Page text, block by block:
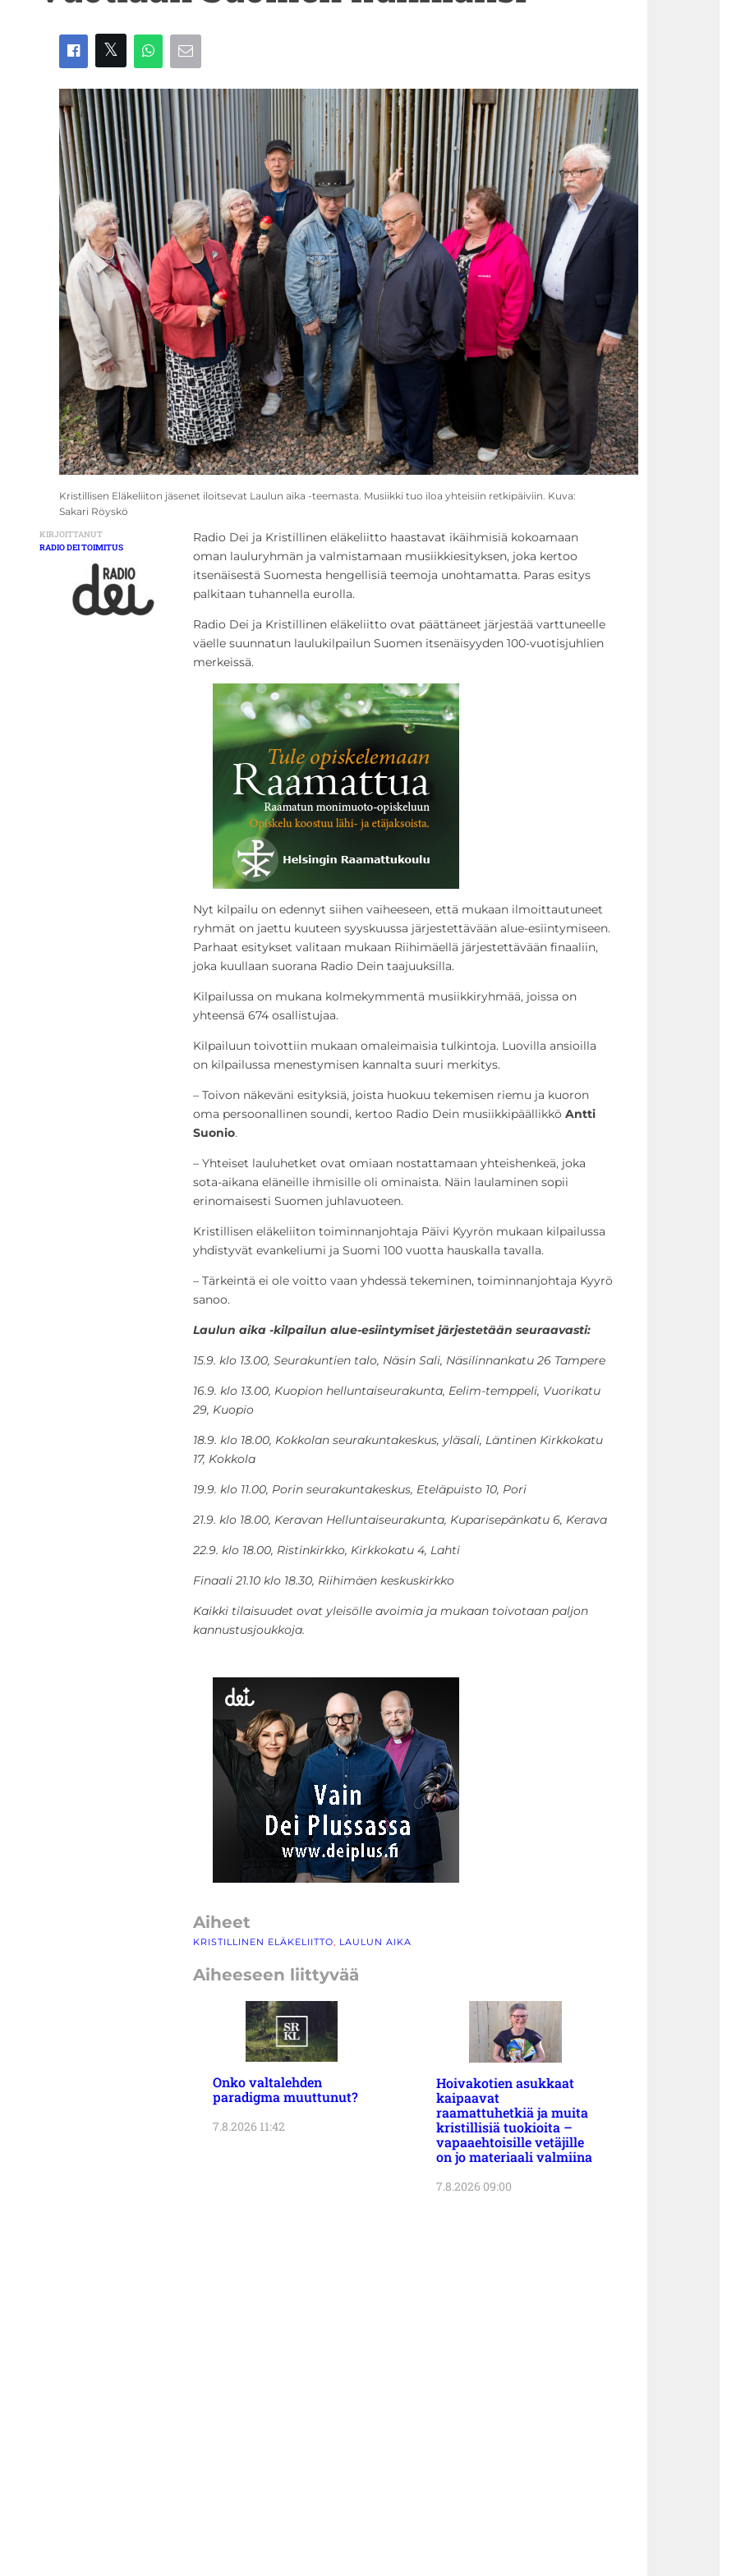
Kristillisen Eläkeliiton jäsenet iloitsevat Laulun aika -teemasta. Musiikki tuo iloa yhteisiin retkipäiviin. Kuva:
Sakari Röyskö
KIRJOITTANUT
RADIO DEI TOIMITUS
Radio Dei ja Kristillinen eläkeliitto haastavat ikäihmisiä kokoamaan
oman lauluryhmän ja valmistamaan musiikkiesityksen, joka kertoo
itsenäisestä Suomesta hengellisiä teemoja unohtamatta. Paras esitys
palkitaan tuhannella eurolla.
Radio Dei ja Kristillinen eläkeliitto ovat päättäneet järjestää varttuneelle
väelle suunnatun laulukilpailun Suomen itsenäisyyden 100-vuotisjuhlien
merkeissä.
Nyt kilpailu on edennyt siihen vaiheeseen, että mukaan ilmoittautuneet
ryhmät on jaettu kuuteen syyskuussa järjestettävään alue-esiintymiseen.
Parhaat esitykset valitaan mukaan Riihimäellä järjestettävään finaaliin,
joka kuullaan suorana Radio Dein taajuuksilla.
Kilpailussa on mukana kolmekymmentä musiikkiryhmää, joissa on
yhteensä 674 osallistujaa.
Kilpailuun toivottiin mukaan omaleimaisia tulkintoja. Luovilla ansioilla
on kilpailussa menestymisen kannalta suuri merkitys.
– Toivon näkeväni esityksiä, joista huokuu tekemisen riemu ja kuoron
oma persoonallinen soundi, kertoo Radio Dein musiikkipäällikkö Antti
Suonio.
– Yhteiset lauluhetket ovat omiaan nostattamaan yhteishenkeä, joka
sota-aikana eläneille ihmisille oli ominaista. Näin laulaminen sopii
erinomaisesti Suomen juhlavuoteen.
Kristillisen eläkeliiton toiminnanjohtaja Päivi Kyyrön mukaan kilpailussa
yhdistyvät evankeliumi ja Suomi 100 vuotta hauskalla tavalla.
– Tärkeintä ei ole voitto vaan yhdessä tekeminen, toiminnanjohtaja Kyyrö
sanoo.
Laulun aika -kilpailun alue-esiintymiset järjestetään seuraavasti:
15.9. klo 13.00, Seurakuntien talo, Näsin Sali, Näsilinnankatu 26 Tampere
16.9. klo 13.00, Kuopion helluntaiseurakunta, Eelim-temppeli, Vuorikatu
29, Kuopio
18.9. klo 18.00, Kokkolan seurakuntakeskus, yläsali, Läntinen Kirkkokatu
17, Kokkola
19.9. klo 11.00, Porin seurakuntakeskus, Eteläpuisto 10, Pori
21.9. klo 18.00, Keravan Helluntaiseurakunta, Kuparisepänkatu 6, Kerava
22.9. klo 18.00, Ristinkirkko, Kirkkokatu 4, Lahti
Finaali 21.10 klo 18.30, Riihimäen keskuskirkko
Kaikki tilaisuudet ovat yleisölle avoimia ja mukaan toivotaan paljon
kannustusjoukkoja.
Aiheet
KRISTILLINEN ELÄKELIITTO LAULUN AIKA
Aiheeseen liittyvää
Onko valtalehden
paradigma muuttunut?
7.8.2026 11:42
Hoivakotien asukkaat
kaipaavat
raamattuhetkiä ja muita
kristillisiä tuokioita –
vapaaehtoisille vetäjille
on jo materiaali valmiina
7.8.2026 09:00